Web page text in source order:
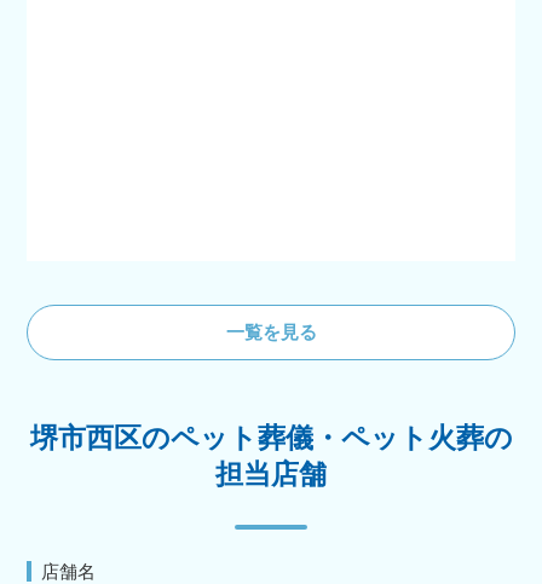
一覧を見る
堺市西区のペット葬儀・ペット火葬の
担当店舗
店舗名